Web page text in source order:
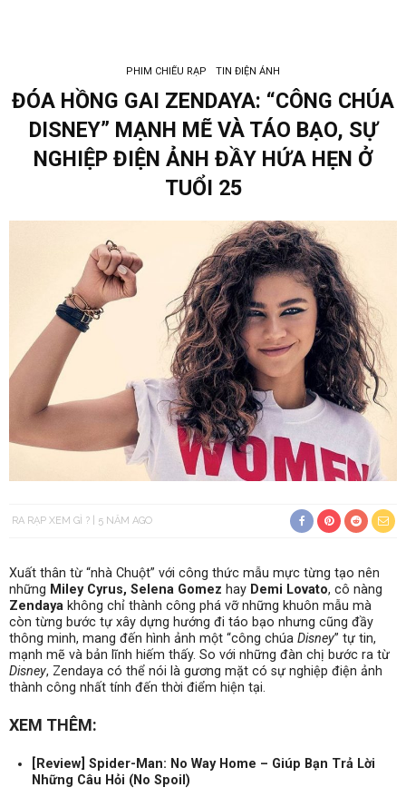
PHIM CHIẾU RẠP TIN ĐIỆN ẢNH
ĐÓA HỒNG GAI ZENDAYA: “CÔNG CHÚA
DISNEY” MẠNH MẼ VÀ TÁO BẠO, SỰ
NGHIỆP ĐIỆN ẢNH ĐẦY HỨA HẸN Ở
TUỔI 25
RA RẠP XEM GÌ ? 5 NĂM AGO
Xuất thân từ “nhà Chuột” với công thức mẫu mực từng tạo nên
những Miley Cyrus, Selena Gomez hay Demi Lovato, cô nàng
Zendaya không chỉ thành công phá vỡ những khuôn mẫu mà
còn từng bước tự xây dựng hướng đi táo bạo nhưng cũng đầy
thông minh, mang đến hình ảnh một “công chúa Disney” tự tin,
mạnh mẽ và bản lĩnh hiếm thấy. So với những đàn chị bước ra từ
Disney, Zendaya có thể nói là gương mặt có sự nghiệp điện ảnh
thành công nhất tính đến thời điểm hiện tại.
XEM THÊM:
[Review] Spider-Man: No Way Home – Giúp Bạn Trả Lời
Những Câu Hỏi (No Spoil)